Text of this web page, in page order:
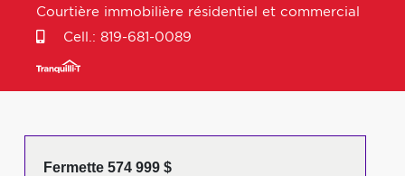
Courtière immobilière résidentiel et commercial
Cell.: 819-681-0089
Fermette 574 999 $